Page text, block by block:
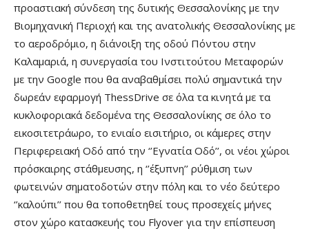
προαστιακή σύνδεση της δυτικής Θεσσαλονίκης με την
Βιομηχανική Περιοχή και της ανατολικής Θεσσαλονίκης με
το αεροδρόμιο, η διάνοιξη της οδού Πόντου στην
Καλαμαριά, η συνεργασία του Ινστιτούτου Μεταφορών
με την Google που θα αναβαθμίσει πολύ σημαντικά την
δωρεάν εφαρμογή ThessDrive σε όλα τα κινητά με τα
κυκλοφοριακά δεδομένα της Θεσσαλονίκης σε όλο το
εικοσιτετράωρο, το ενιαίο εισιτήριο, οι κάμερες στην
Περιφερειακή Οδό από την ‘’Εγνατία Οδό’’, οι νέοι χώροι
πρόσκαιρης στάθμευσης, η ‘’έξυπνη’’ ρύθμιση των
φωτεινών σηματοδοτών στην πόλη και το νέο δεύτερο
‘’καλούπι’’ που θα τοποθετηθεί τους προσεχείς μήνες
στον χώρο κατασκευής του Flyover για την επίσπευση